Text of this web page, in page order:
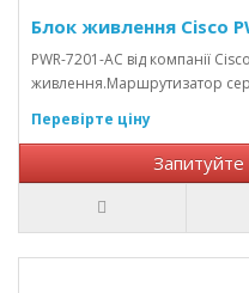
Блок живлення Cisco
PWR-7201-AC від компанії
живлення.Маршрутизатор
Перевірте ціну
Запитуйте